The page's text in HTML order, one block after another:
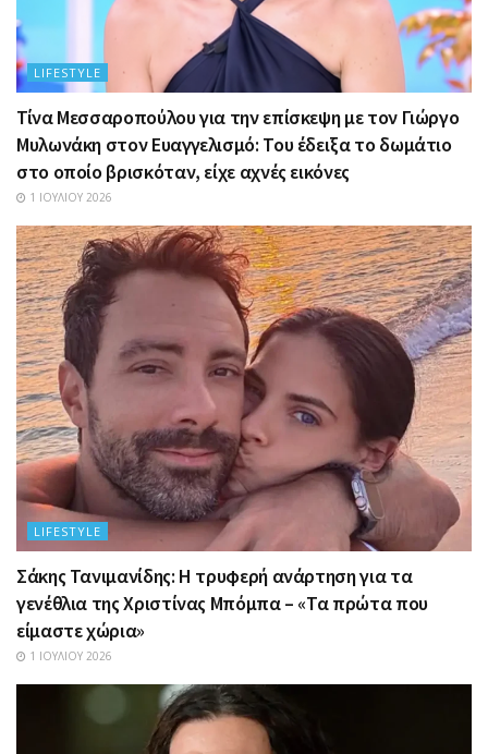
LIFESTYLE
Τίνα Μεσσαροπούλου για την επίσκεψη με τον Γιώργο
Μυλωνάκη στον Ευαγγελισμό: Του έδειξα το δωμάτιο
στο οποίο βρισκόταν, είχε αχνές εικόνες
1 ΙΟΥΛΊΟΥ 2026
LIFESTYLE
Σάκης Τανιμανίδης: Η τρυφερή ανάρτηση για τα
γενέθλια της Χριστίνας Μπόμπα – «Τα πρώτα που
είμαστε χώρια»
1 ΙΟΥΛΊΟΥ 2026